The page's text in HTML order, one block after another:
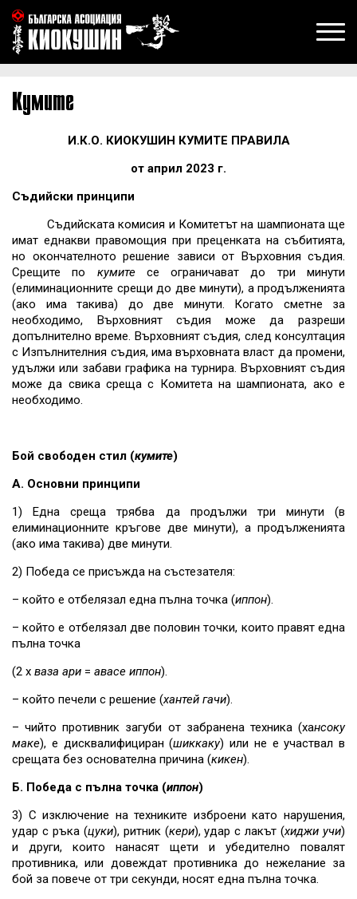
Кумите
И.К.О. КИОКУШИН КУМИТЕ ПРАВИЛА
от април 2023 г.
Съдийски принципи
Съдийската комисия и Комитетът на шампионата ще
имат еднакви правомощия при преценката на събитията,
но окончателното решение зависи от Върховния съдия.
Срещите по кумитесе ограничават до три минути
(елиминационните срещи до две минути), а продълженията
(ако има такива) до две минути. Когато сметне за
необходимо, Върховният съдия може да разреши
допълнително време. Върховният съдия, след консултация
с Изпълнителния съдия, има върховната власт да промени,
удължи или забави графика на турнира. Върховният съдия
може да свика среща с Комитета на шампионата, ако е
необходимо.
Бой свободен стил (кумите)
А. Основни принципи
1) Една среща трябва да продължи три минути (в
елиминационните кръгове две минути), а продълженията
(ако има такива) две минути.
2) Победа се присъжда на състезателя:
– който е отбелязал една пълна точка (иппон).
– който е отбелязал две половин точки, които правят една
пълна точка
(2 х ваза ари = авасе иппон).
– който печели с решение (хантей гачи).
– чийто противник загуби от забранена техника (хансоку
маке), е дисквалифициран (шиккаку) или не е участвал в
срещата без основателна причина (кикен).
Б. Победа с пълна точка (иппон)
3) С изключение на техниките изброени като нарушения,
удар с ръка (цуки), ритник (кери), удар с лакът (хиджи учи)
и други, които нанасят щети и убедително повалят
противника, или довеждат противника до нежелание за
бой за повече от три секунди, носят една пълна точка.